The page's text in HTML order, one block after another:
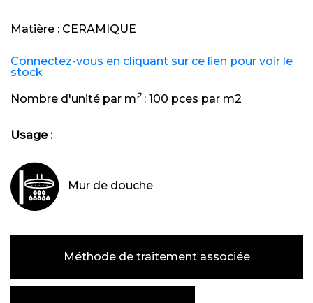
Matière : CERAMIQUE
Connectez-vous en cliquant sur ce lien pour voir le
stock
Nombre d'unité par m2: 100 pces par m2
Usage :
Mur de douche
Méthode de traitement associée